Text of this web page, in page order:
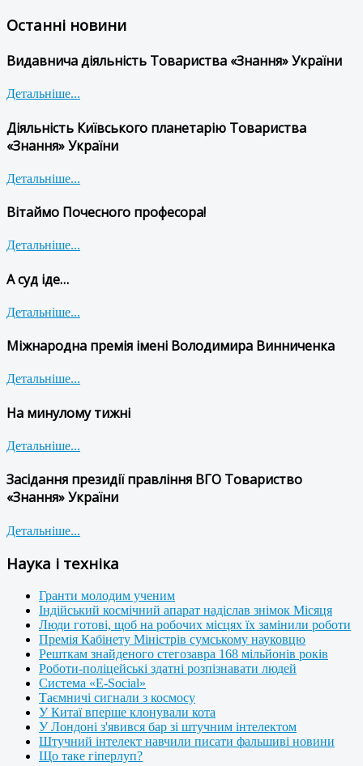
Останні новини
Видавнича діяльність Товариства «Знання» України
Детальніше...
Діяльність Київського планетарію Товариства
«Знання» України
Детальніше...
Вітаймо Почесного професора!
Детальніше...
А суд іде…
Детальніше...
Міжнародна премія імені Володимира Винниченка
Детальніше...
На минулому тижні
Детальніше...
Засідання президії правління ВГО Товариство
«Знання» України
Детальніше...
Наука і техніка
Гранти молодим ученим
Індійський космічний апарат надіслав знімок Місяця
Люди готові, щоб на робочих місцях їх замінили роботи
Премія Кабінету Міністрів сумському науковцю
Решткам знайденого стегозавра 168 мільйонів років
Роботи-поліцейські здатні розпізнавати людей
Система «E-Social»
Таємничі сигнали з космосу
У Китаї вперше клонували кота
У Лондоні з'явився бар зі штучним інтелектом
Штучний інтелект навчили писати фальшиві новини
Що таке гіперлуп?